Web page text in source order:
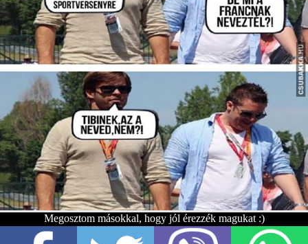
Megosztom másokkal, hogy jól érezzék magukat :)